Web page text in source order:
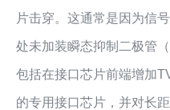
片击穿。这通常是因为信
处未加装瞬态抑制二极管
包括在接口芯片前端增加
的专用接口芯片，并对长